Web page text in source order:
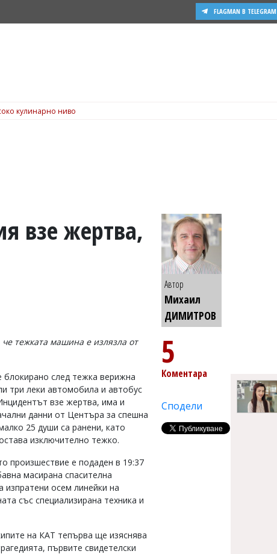
FLAGMAN В TELEGRAM
кулинарно ниво
взе жертва,
тежката машина е излязла от
след тежка верижна
три леки автомобила и автобус
взе жертва, има и
данни от Центъра за спешна
25 души са ранени, като
изключително тежко.
произшествие е подаден в 19:37
масирана спасителна
изпратени осем линейки на
със специализирана техника и
на КАТ тепърва ще изяснява
първите свидетелски
Автор
Михаил
ДИМИТРОВ
5
Коментара
Сподели